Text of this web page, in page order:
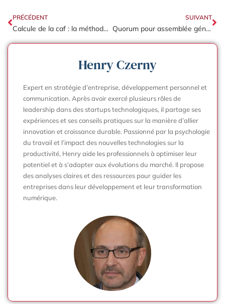
PRÉCÉDENT
Calcule de la caf : la méthode additive ou soustractive, comment choisir ?
SUIVANT
Quorum pour assemblée générale association : les règles de la Loi 1901
Henry Czerny
Expert en stratégie d’entreprise, développement personnel et
communication. Après avoir exercé plusieurs rôles de
leadership dans des startups technologiques, il partage ses
expériences et ses conseils pratiques sur la manière d’allier
innovation et croissance durable. Passionné par la psychologie
du travail et l’impact des nouvelles technologies sur la
productivité, Henry aide les professionnels à optimiser leur
potentiel et à s’adapter aux évolutions du marché. Il propose
des analyses claires et des ressources pour guider les
entreprises dans leur développement et leur transformation
numérique.